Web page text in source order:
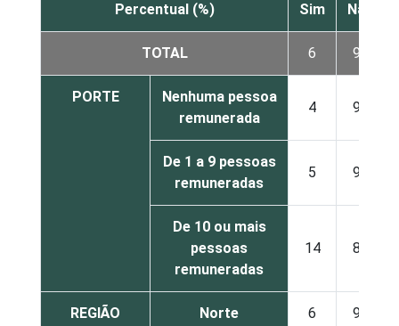
Percentual (%) Sim Não
TOTAL 6 94
PORTE
Nenhuma pessoa
remunerada
4 96
De 1 a 9 pessoas
remuneradas
5 95
De 10 ou mais
pessoas
remuneradas
14 86
REGIÃO Norte 6 94